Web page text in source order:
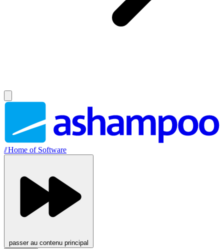
//Home of Software
passer au contenu principal